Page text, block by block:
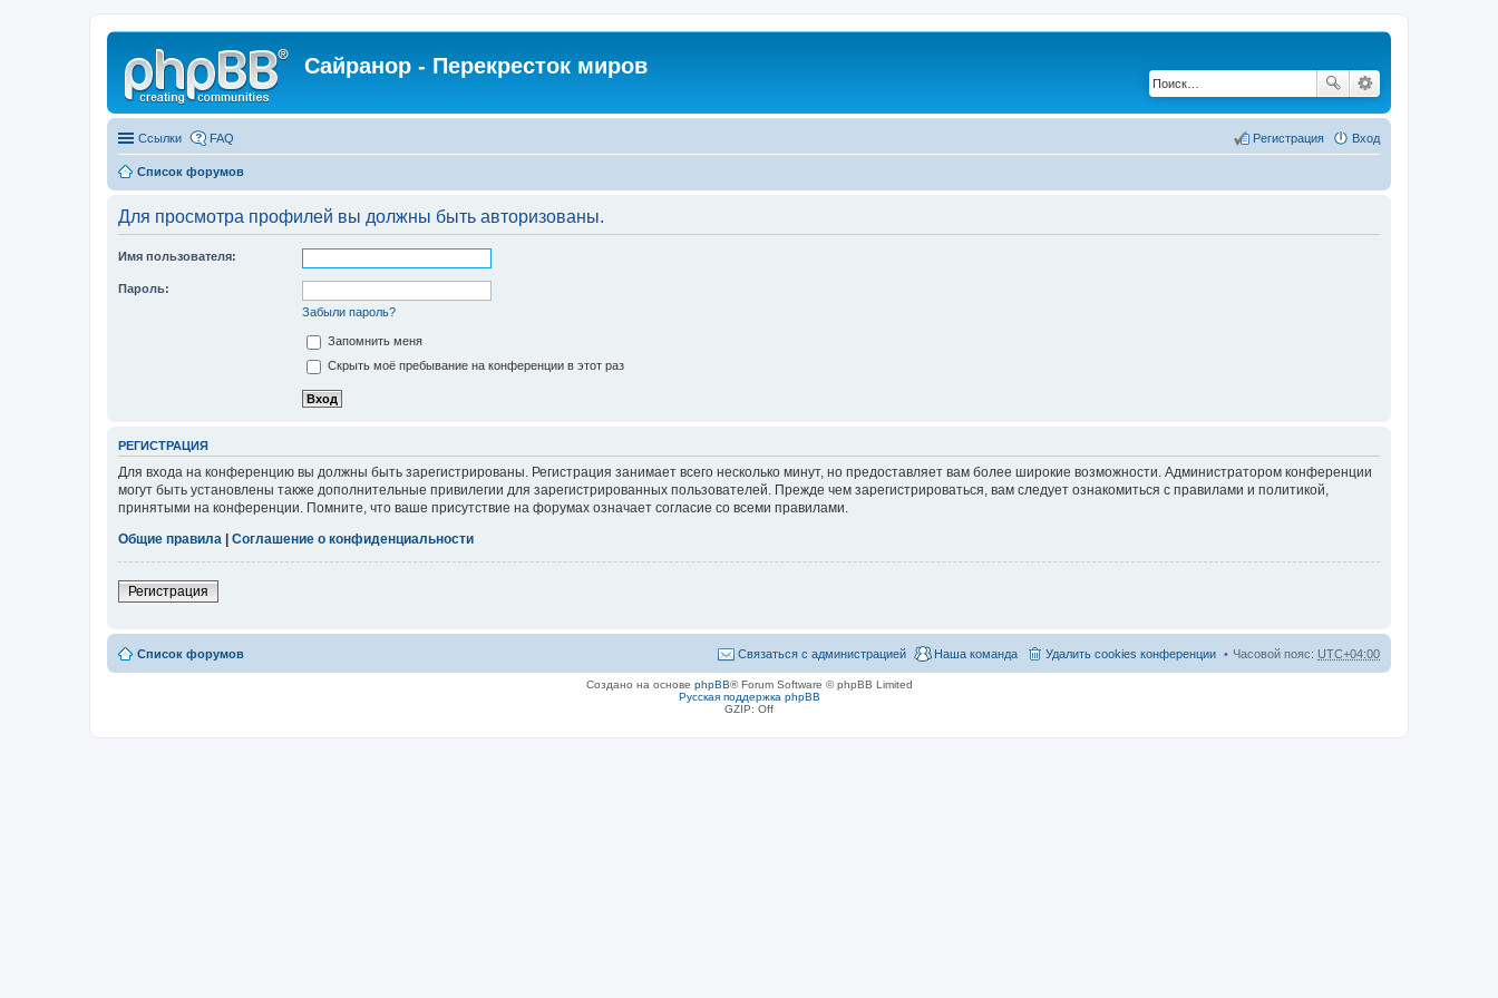
Сайранор - Перекресток миров
Ссылки FAQ Вход
Регистрация
Список форумов
Для просмотра профилей вы должны быть авторизованы.
Имя пользователя:
Пароль:
Забыли пароль?
Запомнить меня
Скрыть моё пребывание на конференции в этот раз
РЕГИСТРАЦИЯ
Для входа на конференцию вы должны быть зарегистрированы. Регистрация занимает всего несколько минут, но предоставляет вам более широкие возможности. Администратором конференции
могут быть установлены также дополнительные привилегии для зарегистрированных пользователей. Прежде чем зарегистрироваться, вам следует ознакомиться с правилами и политикой,
принятыми на конференции. Помните, что ваше присутствие на форумах означает согласие со всеми правилами.
Общие правила | Соглашение о конфиденциальности
Регистрация
Список форумов Часовой пояс: UTC+04:00
Удалить cookies конференции
Наша команда
Связаться с администрацией
Создано на основе phpBB® Forum Software © phpBB Limited
Русская поддержка phpBB
GZIP: Off